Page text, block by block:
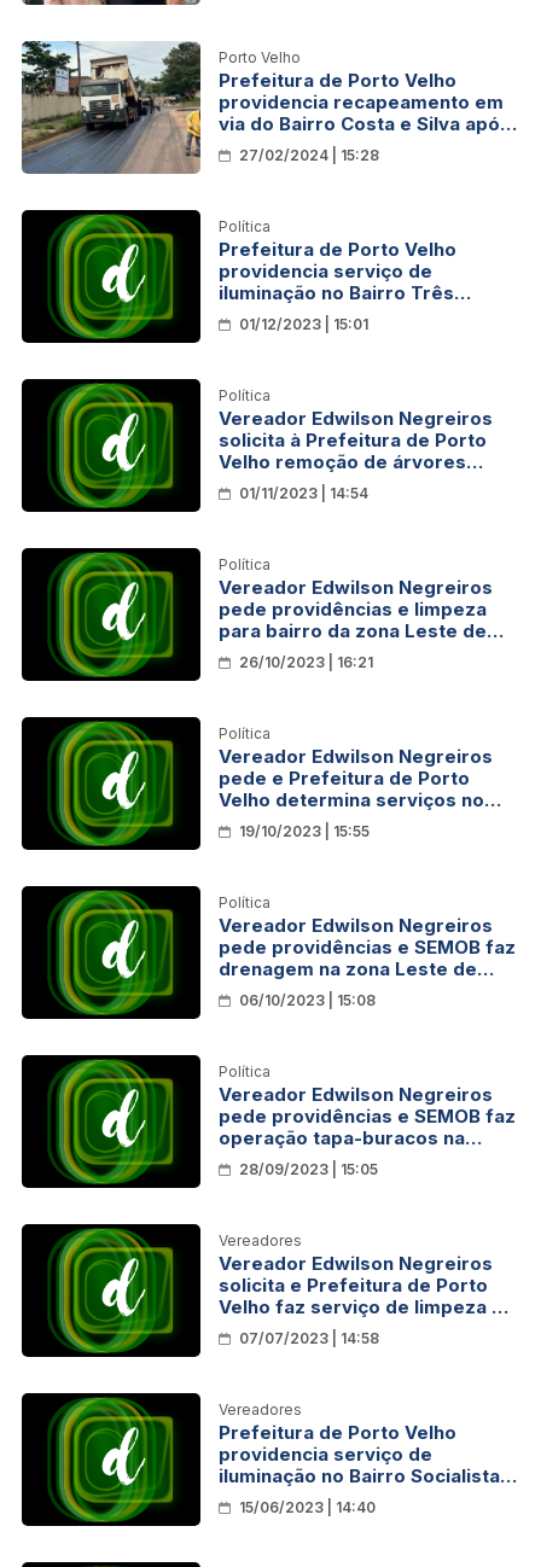
Porto Velho
Prefeitura de Porto Velho
providencia recapeamento em
via do Bairro Costa e Silva após
pedido de Edwilson Negreiros
27/02/2024 | 15:28
Política
Prefeitura de Porto Velho
providencia serviço de
iluminação no Bairro Três
Marias após pedido de Edwilson
Negreiros
01/12/2023 | 15:01
Política
Vereador Edwilson Negreiros
solicita à Prefeitura de Porto
Velho remoção de árvores
caídas no Skate Park
01/11/2023 | 14:54
Política
Vereador Edwilson Negreiros
pede providências e limpeza
para bairro da zona Leste de
Porto Velho
26/10/2023 | 16:21
Política
Vereador Edwilson Negreiros
pede e Prefeitura de Porto
Velho determina serviços no
Bairro Cascalheira/Aparecida
19/10/2023 | 15:55
Política
Vereador Edwilson Negreiros
pede providências e SEMOB faz
drenagem na zona Leste de
Porto Velho
06/10/2023 | 15:08
Política
Vereador Edwilson Negreiros
pede providências e SEMOB faz
operação tapa-buracos na
Avenida Amazonas em Porto
Velho
28/09/2023 | 15:05
Vereadores
Vereador Edwilson Negreiros
solicita e Prefeitura de Porto
Velho faz serviço de limpeza e
roçagem em campo da zona
Leste
07/07/2023 | 14:58
Vereadores
Prefeitura de Porto Velho
providencia serviço de
iluminação no Bairro Socialista
após pedido de Edwilson
Negreiros
15/06/2023 | 14:40